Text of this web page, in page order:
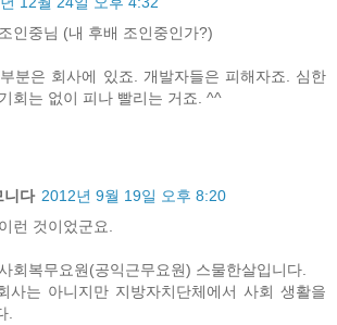
인중님 (내 후배 조인중인가?)
분은 회사에 있죠. 개발자들은 피해자죠. 심한
회는 없이 피나 빨리는 거죠. ^^
니다 2012년 9월 19일 오후 8:20
런 것이었군요.
회복무요원(공익근무요원) 스물한살입니다.
사는 아니지만 지방자치단체에서 사회 생활을
.